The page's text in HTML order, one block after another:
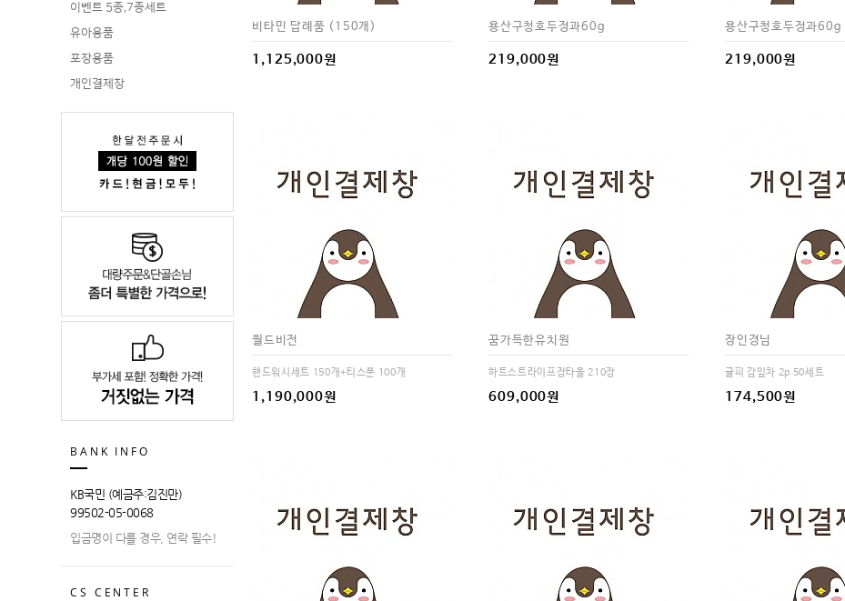
이벤트 5종,7종세트
유아용품
포장용품
개인결제창
BANK INFO
KB국민 (예금주:김진만)
99502-05-0068
입금명이 다를 경우, 연락 필수!
CS CENTER
비타민 답례품 (150개)
1,125,000원
용산구청호두정과60g
219,000원
용산구청호두정과60g
219,000원
월드비전
핸드워시세트 150개+티스푼 100개
1,190,000원
꿈가득한유치원
하트스트라이프장타올 210장
609,000원
장인경님
귤피 감잎차 2p 50세트
174,500원